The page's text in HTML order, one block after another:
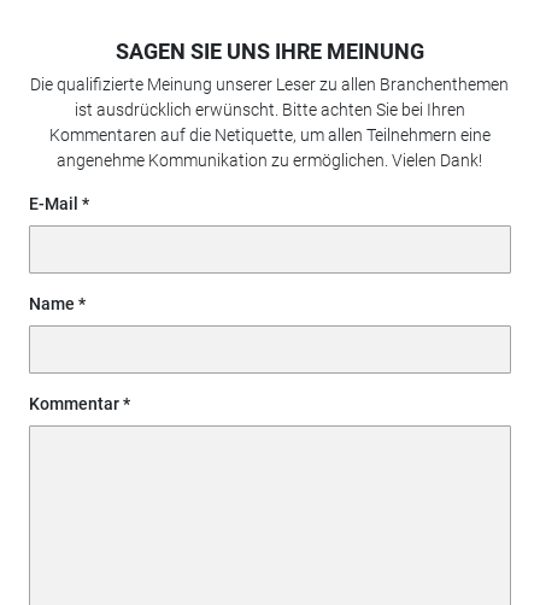
SAGEN SIE UNS IHRE MEINUNG
Die qualifizierte Meinung unserer Leser zu allen Branchenthemen
ist ausdrücklich erwünscht. Bitte achten Sie bei Ihren
Kommentaren auf die Netiquette, um allen Teilnehmern eine
angenehme Kommunikation zu ermöglichen. Vielen Dank!
E-Mail
Name
Kommentar